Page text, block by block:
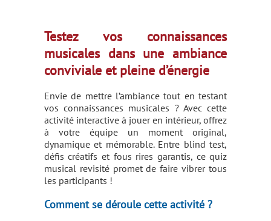
Testez vos connaissances
musicales dans une ambiance
conviviale et pleine d’énergie
Envie de mettre l’ambiance tout en testant
vos connaissances musicales ? Avec cette
activité interactive à jouer en intérieur, offrez
à votre équipe un moment original,
dynamique et mémorable. Entre blind test,
défis créatifs et fous rires garantis, ce quiz
musical revisité promet de faire vibrer tous
les participants !
Comment se déroule cette activité ?